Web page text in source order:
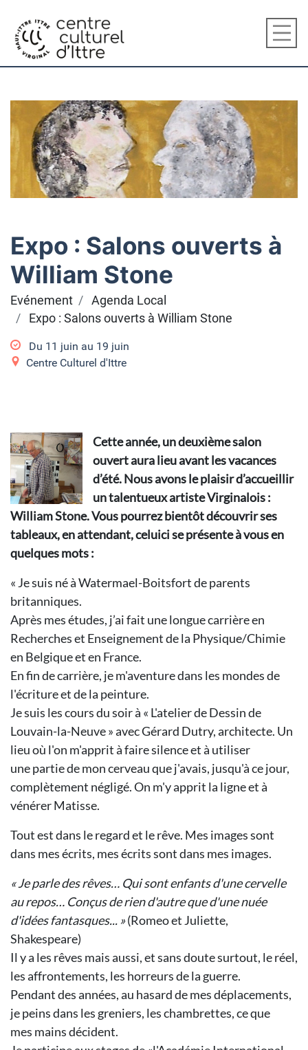
Expo : Salons ouverts à
William Stone
Evénement
Agenda Local
Expo : Salons ouverts à William Stone
Du 11 juin au 19 juin
Centre Culturel d'Ittre
Cette année, un deuxième salon
ouvert aura lieu avant les vacances
d’été.Nous avons le plaisir d’accueillir
un talentueux artiste Virginalois :
WilliamStone. Vous pourrez bientôt découvrir ses
tableaux, en attendant, celuici se présente à vous en
quelques mots :
« Je suis né à Watermael-Boitsfort deparents
britanniques.
Après mes études, j’ai fait une longuecarrière en
Recherches et Enseignement de la Physique/Chimie
en Belgique et en France.
En fin de carrière, je m'aventure dans les mondes de
l'écriture et de la peinture.
Je suis les cours du soir à « L'atelier deDessin de
Louvain-la-Neuve » avec Gérard Dutry, architecte. Un
lieu où l'on m'apprit à faire silence et à utiliser
unepartie de mon cerveau que j'avais, jusqu'à ce jour,
complètement négligé.On m'y apprit la ligne et à
vénérer Matisse.
Tout est dans le regard et le rêve. Mes images sont
dans mes écrits, mesécrits sont dans mes images.
« Je parle des rêves… Qui sont enfantsd'une cervelle
au repos… Conçus derien d'autre que d'une nuée
d'idées fantasques... »(Romeo et Juliette,
Shakespeare)
Il y a les rêves mais aussi, et sans doutesurtout, le réel,
les affrontements, les horreurs de la guerre.
Pendant des années, au hasard de mesdéplacements,
je peins dans les greniers, les chambrettes, ce que
mes mains décident.